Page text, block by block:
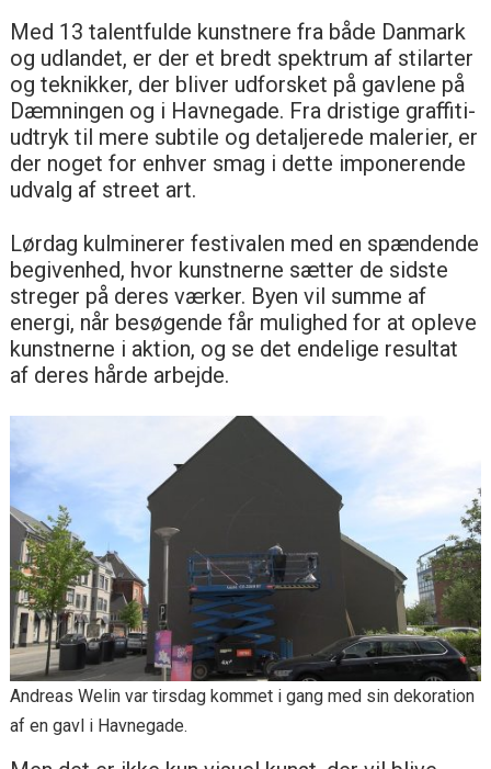
Med 13 talentfulde kunstnere fra både Danmark
og udlandet, er der et bredt spektrum af stilarter
og teknikker, der bliver udforsket på gavlene på
Dæmningen og i Havnegade. Fra dristige graffiti-
udtryk til mere subtile og detaljerede malerier, er
der noget for enhver smag i dette imponerende
udvalg af street art.
Lørdag kulminerer festivalen med en spændende
begivenhed, hvor kunstnerne sætter de sidste
streger på deres værker. Byen vil summe af
energi, når besøgende får mulighed for at opleve
kunstnerne i aktion, og se det endelige resultat
af deres hårde arbejde.
Andreas Welin var tirsdag kommet i gang med sin dekoration
af en gavl i Havnegade.